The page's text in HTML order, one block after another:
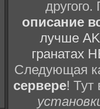
описание
лучше
гранатах
Следующая
сервере! Тут